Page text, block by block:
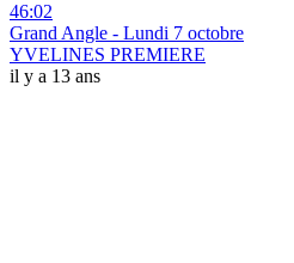
46:02
Grand Angle - Lundi 7 octobre
YVELINES PREMIERE
il y a 13 ans